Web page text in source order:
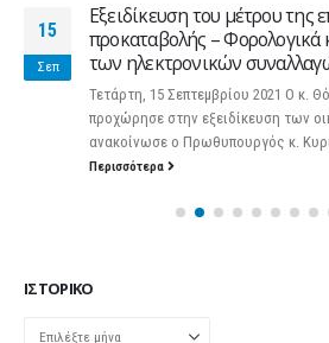
15
Σεπ
Εξειδίκευση του μέτρου της
προκαταβολής – Φορολογικά
των ηλεκτρονικών
Τετάρτη, 15 Σεπτεμβρίου 2021 Ο κ.
προχώρησε στην εξειδίκευση των
ανακοίνωσε ο Πρωθυπουργός κ.
Περισσότερα
ΙΣΤΟΡΙΚΌ